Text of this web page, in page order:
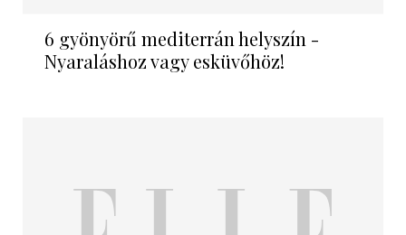
6 gyönyörű mediterrán helyszín -
Nyaraláshoz vagy esküvőhöz!